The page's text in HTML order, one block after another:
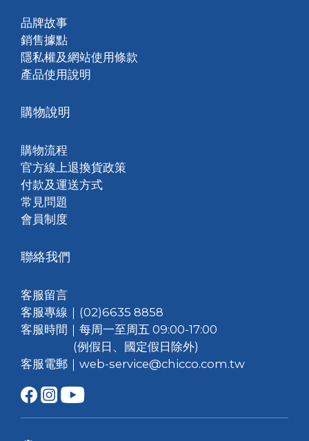
品牌故事
銷售據點
隱私權及網站使用條款
產品使用說明
購物說明
購物流程
官方線上退換貨政策
付款及運送方式
常見問題
會員制度
聯絡我們
客服留言
客服專線｜(02)6635 8858
客服時間｜每周一至周五 09:00-17:00
(例假日、國定假日除外)
客服電郵｜web-service@chicco.com.tw